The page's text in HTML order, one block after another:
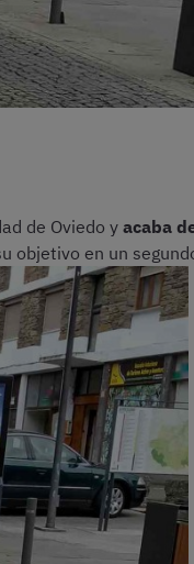
de Oviedo yacaba
objetivo en un